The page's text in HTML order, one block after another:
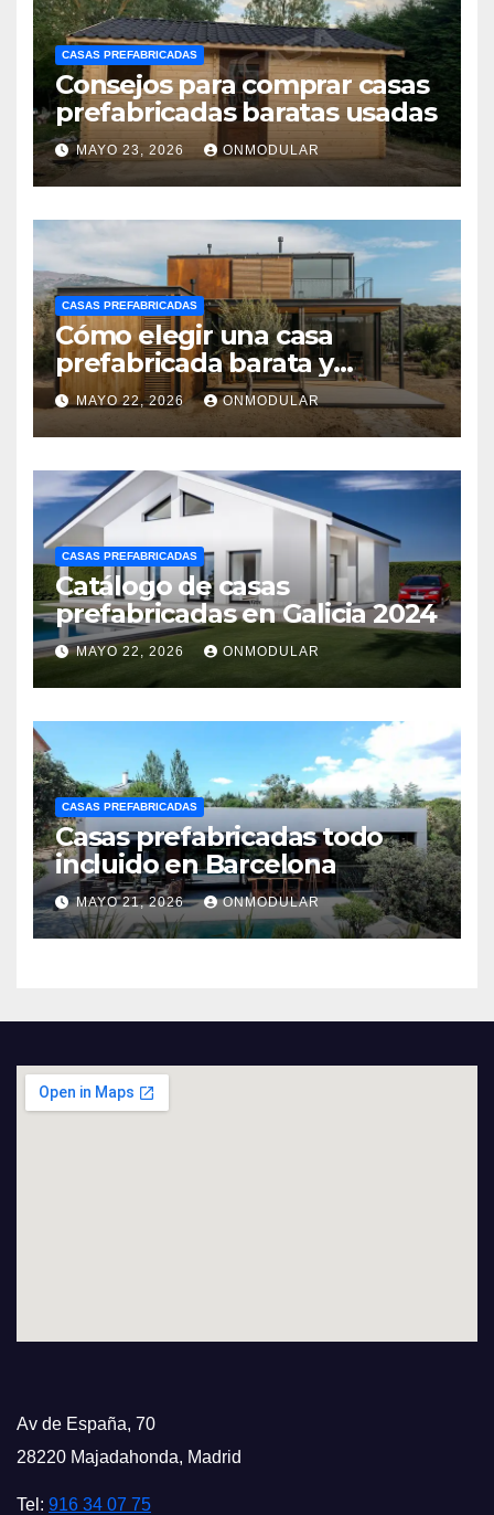
CASAS PREFABRICADAS
Consejos para comprar casas
prefabricadas baratas usadas
MAYO 23, 2026 ONMODULAR
CASAS PREFABRICADAS
Cómo elegir una casa
prefabricada barata y
moderna
MAYO 22, 2026 ONMODULAR
CASAS PREFABRICADAS
Catálogo de casas
prefabricadas en Galicia 2024
MAYO 22, 2026 ONMODULAR
CASAS PREFABRICADAS
Casas prefabricadas todo
incluido en Barcelona
MAYO 21, 2026 ONMODULAR
Av de España, 70
28220 Majadahonda, Madrid
Tel: 916 34 07 75